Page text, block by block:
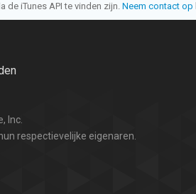
de iTunes API te vinden zijn. Neem contact op
Inc.
respectievelijke eigenaren.